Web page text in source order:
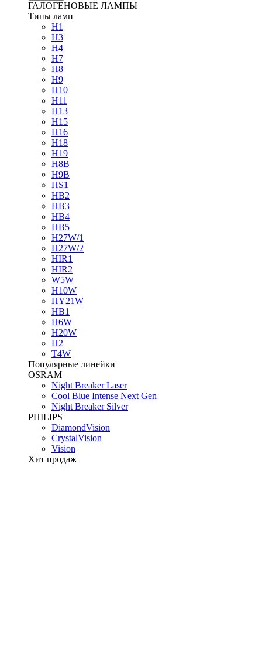
ГАЛОГЕНОВЫЕ ЛАМПЫ
Типы ламп
H1
H3
H4
H7
H8
H9
H10
H11
H13
H15
H16
H18
H19
H8B
H9B
HS1
HB2
HB3
HB4
HB5
H27W/1
H27W/2
HIR1
HIR2
W5W
H10W
HY21W
HB1
H6W
H20W
H2
T4W
Популярные линейки
OSRAM
Night Breaker Laser
Cool Blue Intense Next Gen
Night Breaker Silver
PHILIPS
DiamondVision
CrystalVision
Vision
Хит продаж